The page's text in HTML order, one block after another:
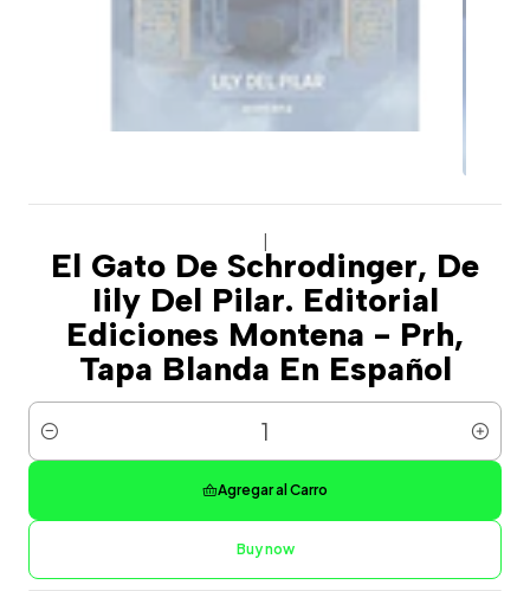
El Gato De Schrodinger, De
Iily Del Pilar. Editorial
Ediciones Montena - Prh,
Tapa Blanda En Español
Cantidad
Agregar al Carro
Buy now